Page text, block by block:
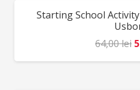
REDUCERI!
Starting School
64,00lei